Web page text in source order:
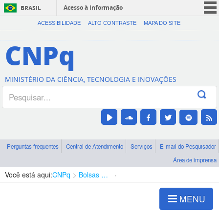
BRASIL
Acesso à informação
CORONAVÍRUS (COVID-19)
Canais
ACESSIBILIDADE ALTO CONTRASTE MAPA DO SITE
CNPq
MINISTÉRIO DA CIÊNCIA, TECNOLOGIA E INOVAÇÕES
Perguntas frequentes Central de Atendimento Serviços
E-mail do Pesquisador
Área de imprensa
Você está aqui:CNPq Bolsas e Auxílios Vigentes
MENU